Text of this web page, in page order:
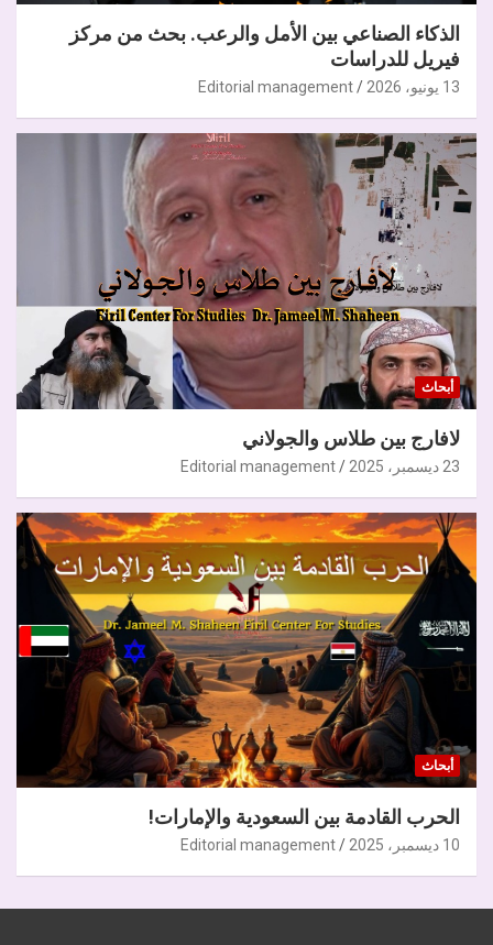
الذكاء الصناعي بين الأمل والرعب. بحث من مركز
فيريل للدراسات
13 يونيو، 2026 Editorial management
أبحاث
لافارج بين طلاس والجولاني
23 ديسمبر، 2025 Editorial management
أبحاث
الحرب القادمة بين السعودية والإمارات!
10 ديسمبر، 2025 Editorial management